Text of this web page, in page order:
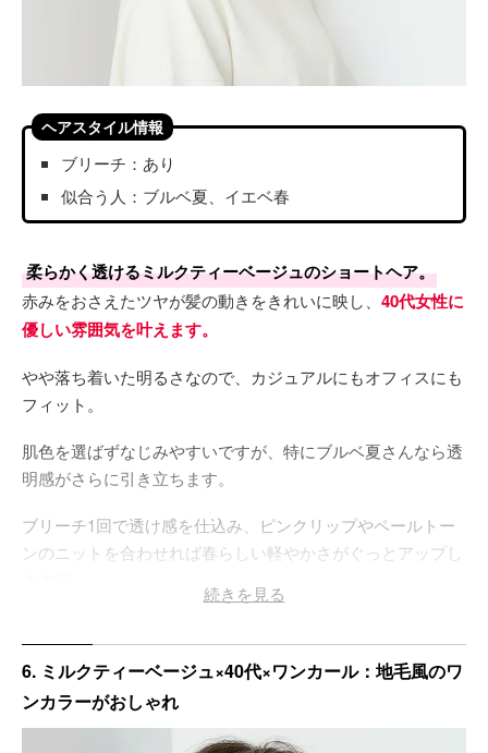
ヘアスタイル情報
ブリーチ：あり
似合う人：ブルベ夏、イエベ春
柔らかく透けるミルクティーベージュのショートヘア。
赤みをおさえたツヤが髪の動きをきれいに映し、 40代女性に
優しい雰囲気を叶えます。
やや落ち着いた明るさなので、カジュアルにもオフィスにも
フィット。
肌色を選ばずなじみやすいですが、特にブルベ夏さんなら透
明感がさらに引き立ちます。
ブリーチ1回で透け感を仕込み、ピンクリップやペールトー
ンのニットを合わせれば春らしい軽やかさがぐっとアップし
毎朝のスタイリングはストレートアイロンでさっと内巻きに
通すだけでOKです。
続きを見る
6. ミルクティーベージュ×40代×ワンカール：地毛風のワ
ンカラーがおしゃれ